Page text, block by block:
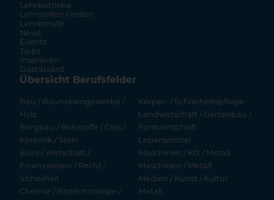
Lehrbetriebe
Lehrstellen Finden
Lehrberufe
News
Events
Tipps
Inserieren
Dashboard
Übersicht Berufsfelder
Bau / Baunebengewerbe /
Holz
Bergbau / Rohstoffe / Glas /
Keramik / Stein
Büro / Wirtschaft /
Finanzwesen / Recht /
Sicherheit
Chemie / Biotechnologie /
Körper- / Schönheitspflege
Landwirtschaft / Gartenbau /
Forstwirtschaft
Lebensmittel
Maschinen / Kfz / Metall
Maschinen / Metall
Medien / Kunst / Kultur
Metall